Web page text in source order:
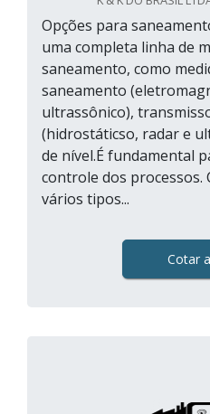
Opções para
uma completa linha de
saneamento, como
saneamento
ultrassônico),
(hidrostáticso, radar e
de nível.É fundamental
controle dos processos.
vários tipos...
Cotar